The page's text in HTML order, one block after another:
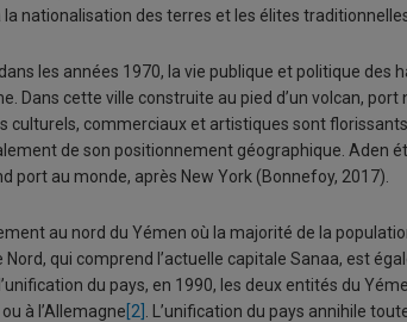
la nationalisation des terres et les élites
les années 1970, la vie publique et politique
Dans cette ville construite au pied d’un volcan,
culturels, commerciaux et artistiques sont
de son positionnement géographique. Aden
port au monde, après New York (Bonnefoy, 2017).
au nord du Yémen où la majorité de la
Nord, qui comprend l’actuelle capitale Sanaa, est
du pays, en 1990, les deux entités du
à l’Allemagne [2]
. L’unification du pays annihile